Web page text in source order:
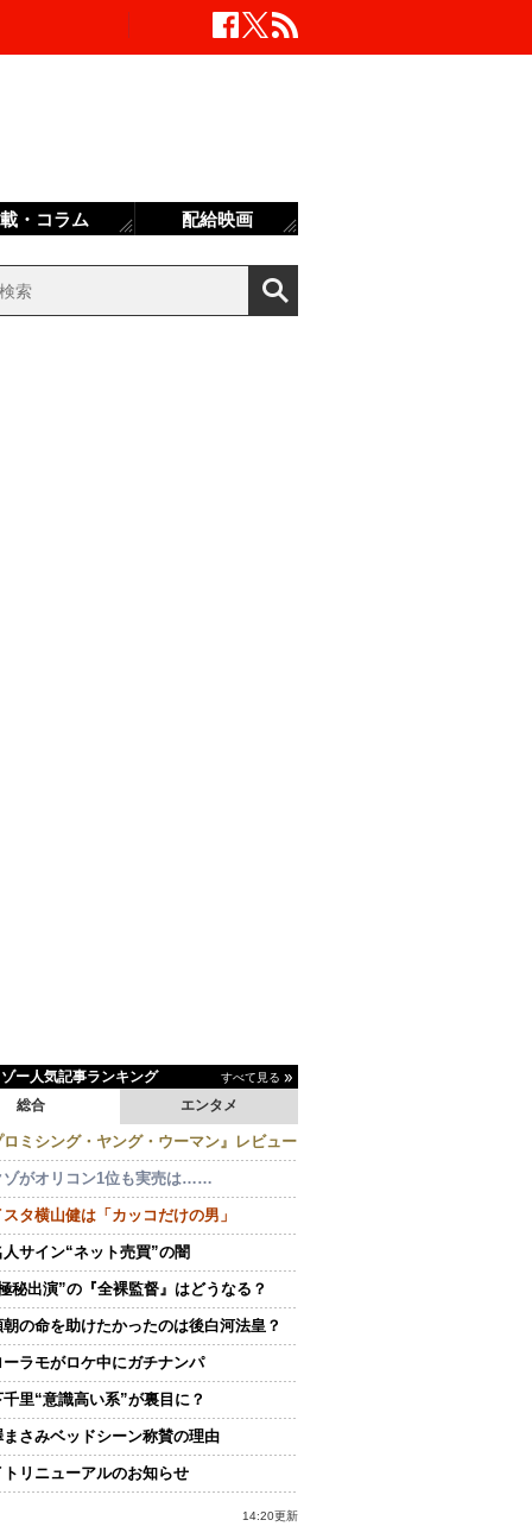
ー人気記事ランキング すべて見る
エンタメ
総合
ロミシング・ヤング・ウーマン』レビュー
ゾがオリコン1位も実売は……
タ横山健は「カッコだけの男」
人サイン“ネット売買”の闇
秘出演”の『全裸監督』はどうなる？
朝の命を助けたかったのは後白河法皇？
ーラモがロケ中にガチナンパ
里“意識高い系”が裏目に？
まさみベッドシーン称賛の理由
トリニューアルのお知らせ
14:20更新
・コラム 配給映画